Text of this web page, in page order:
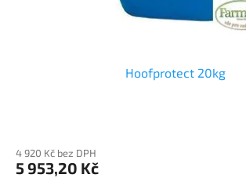
Hoofprotect 20kg
4 920 Kč bez DPH
5 953,20 Kč